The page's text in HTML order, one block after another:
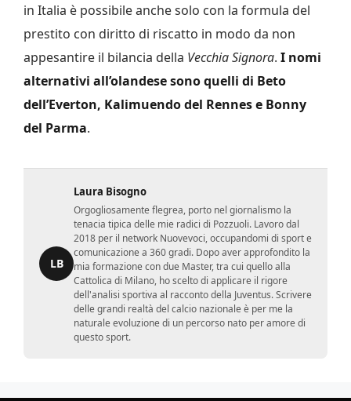
in Italia è possibile anche solo con la formula del
prestito con diritto di riscatto in modo da non
appesantire il bilancia della Vecchia Signora. I nomi
alternativi all’olandese sono quelli di Beto
dell’Everton, Kalimuendo del Rennes e Bonny
del Parma.
LB
Laura Bisogno
Orgogliosamente flegrea, porto nel giornalismo la
tenacia tipica delle mie radici di Pozzuoli. Lavoro dal
2018 per il network Nuovevoci, occupandomi di sport e
comunicazione a 360 gradi. Dopo aver approfondito la
mia formazione con due Master, tra cui quello alla
Cattolica di Milano, ho scelto di applicare il rigore
dell'analisi sportiva al racconto della Juventus. Scrivere
delle grandi realtà del calcio nazionale è per me la
naturale evoluzione di un percorso nato per amore di
questo sport.